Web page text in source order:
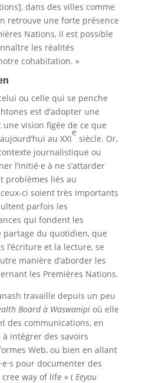
dans des villes comme
retrouve une forte présence
Nations, il est possible
les réalités
cohabitation. »
ou celle qui se penche
est d’adopter une
vision figée de ce que
au XXI
e
siècle. Or,
journalistique ou
l’initié·e à ne s’attarder
problèmes liés au
ci soient très importants
parfois les
qui fondent les
partage du quotidien, que
l’écriture et la lecture, se
manière d’aborder les
les Premières Nations.
travaille depuis un peu
Board à Waswanipi où elle
des communications, en
intégrer des savoirs
Web, ou bien en allant
pour documenter des
way of life » ( Eeyou